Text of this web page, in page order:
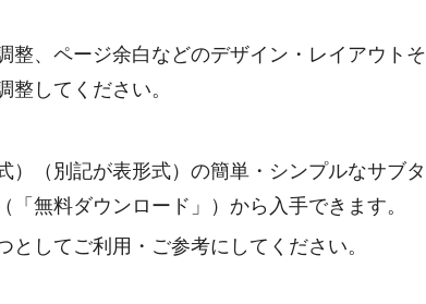
整、ページ余白などのデザイン・レイアウトそ
してください。
）（別記が表形式）の簡単・シンプルなサブタ
無料ダウンロード」）から入手できます。
してご利用・ご参考にしてください。